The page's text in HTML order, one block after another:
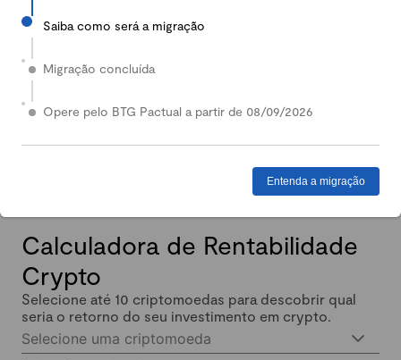
2024
Em 2024, nossa Carteira Conservadora mais que
Enquanto isso, quem investiu em Renda Fixa lucrou
Calculadora de Rentabilidade
Crypto
Selecione até 10 criptomoedas para descobrir qual
seria o retorno do seu investimento em crypto.
Selecione uma criptomoeda
Saiba como será a migração
Migração concluída
Opere pelo BTG Pactual a partir de 08/09/2026
Entenda a migração